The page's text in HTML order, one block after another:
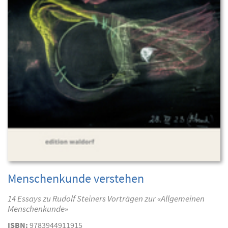
Menschenkunde verstehen
14 Essays zu Rudolf Steiners Vorträgen zur «Allgemeinen
Menschenkunde»
ISBN: 9783944911915